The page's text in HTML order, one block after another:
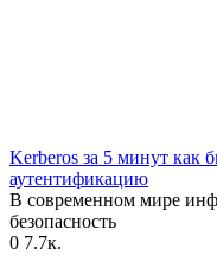
Kerberos за 5 минут как
аутентификацию
В современном мире
безопасность
0 7.7к.